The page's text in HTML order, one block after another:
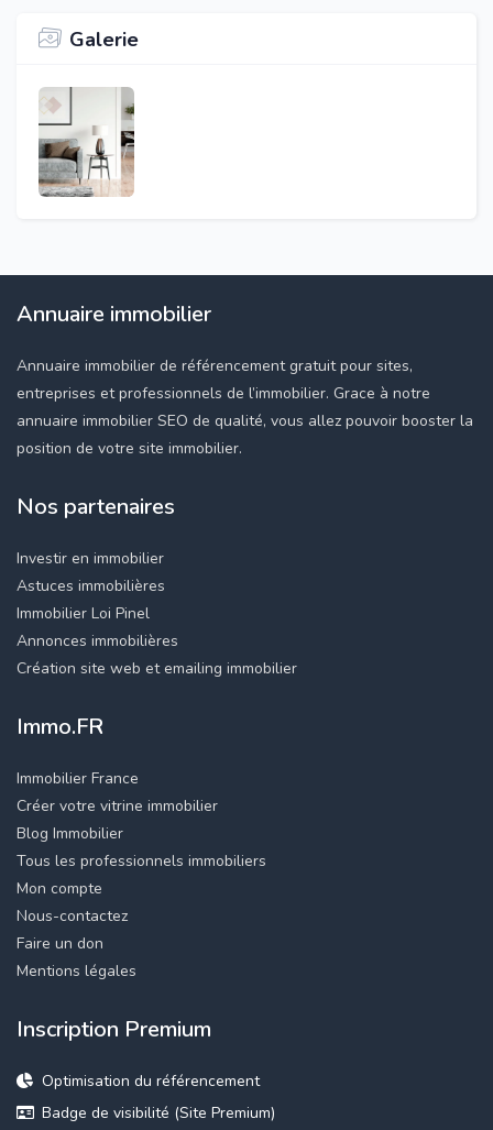
Galerie
Annuaire immobilier
Annuaire immobilier de référencement gratuit pour sites,
entreprises et professionnels de l’immobilier. Grace à notre
annuaire immobilier SEO de qualité, vous allez pouvoir booster la
position de votre site immobilier.
Nos partenaires
Investir en immobilier
Astuces immobilières
Immobilier Loi Pinel
Annonces immobilières
Création site web et emailing immobilier
Immo.FR
Immobilier France
Créer votre vitrine immobilier
Blog Immobilier
Tous les professionnels immobiliers
Mon compte
Nous-contactez
Faire un don
Mentions légales
Inscription Premium
Optimisation du référencement
Badge de visibilité (Site Premium)